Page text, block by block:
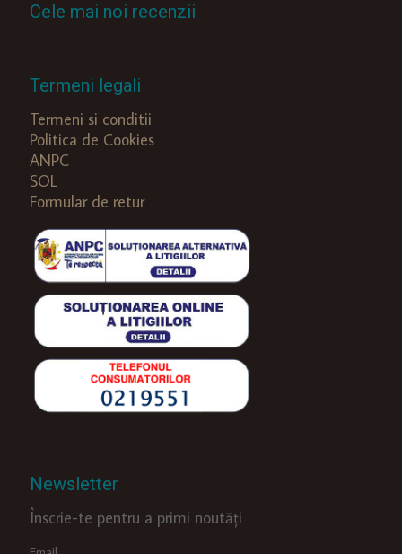
Cele mai noi recenzii
Termeni legali
Termeni si conditii
Politica de Cookies
ANPC
SOL
Formular de retur
Newsletter
Înscrie-te pentru a primi noutăți